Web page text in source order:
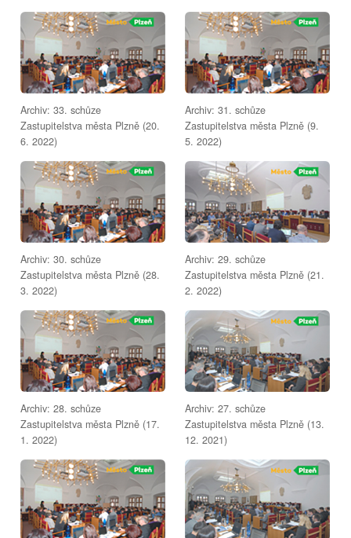
Archiv: 33. schůze
Zastupitelstva města Plzně (20.
6. 2022)
Archiv: 31. schůze
Zastupitelstva města Plzně (9.
5. 2022)
Archiv: 30. schůze
Zastupitelstva města Plzně (28.
3. 2022)
Archiv: 29. schůze
Zastupitelstva města Plzně (21.
2. 2022)
Archiv: 28. schůze
Zastupitelstva města Plzně (17.
1. 2022)
Archiv: 27. schůze
Zastupitelstva města Plzně (13.
12. 2021)